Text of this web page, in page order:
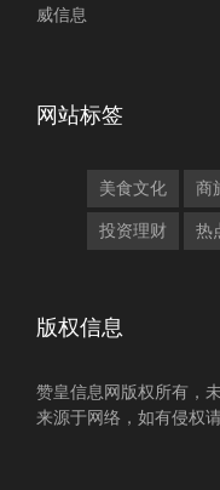
威信息
网站标签
美食文化 商
投资理财 热
版权信息
赞皇信息网版权所有，
来源于网络，如有侵权